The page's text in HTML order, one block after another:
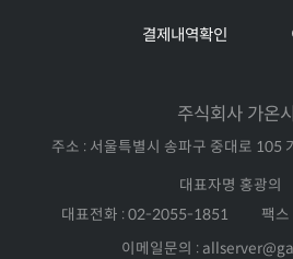
결제내역확인
주식회사 가온
주소 : 서울특별시 송파구 중대로 105
대표자명 홍광의
대표전화 : 02-2055-1851
팩
이메일문의 :